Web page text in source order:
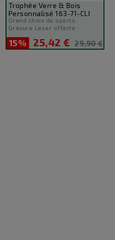
15%
Trophée Verre & Bois
Personnalisé 163-71-CLI
Grand choix de sports
Gravure Laser offerte
Prix
25,42 € Prix
29,90 €